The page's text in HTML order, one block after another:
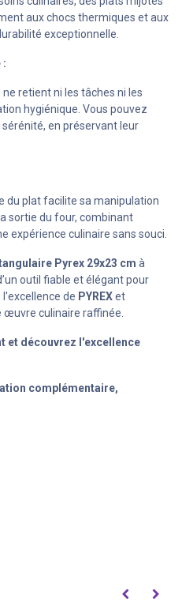
aux chocs thermiques et aux
exceptionnelle.
:
ne retient ni les tâches ni les
hygiénique. Vous pouvez
en préservant leur
du plat facilite sa manipulation
sortie du four, combinant
expérience culinaire sans souci.
Pyrex 29x23 cm à
outil fiable et élégant pour
de PYREXet
culinaire raffinée.
et découvrez l'excellence
complémentaire,